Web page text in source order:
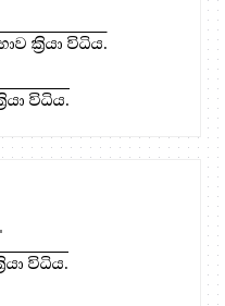
ක්‍රියා විධිය.
විධිය.
විධිය.